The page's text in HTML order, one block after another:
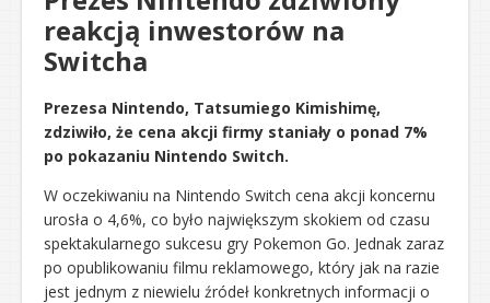
reakcją inwestorów na
Switcha
Prezesa Nintendo, Tatsumiego Kimishimę,
zdziwiło, że cena akcji firmy staniały o ponad 7%
po pokazaniu Nintendo Switch.
W oczekiwaniu na Nintendo Switch cena akcji koncernu
urosła o 4,6%, co było największym skokiem od czasu
spektakularnego sukcesu gry Pokemon Go. Jednak zaraz
po opublikowaniu filmu reklamowego, który jak na razie
jest jednym z niewielu źródeł konkretnych informacji o